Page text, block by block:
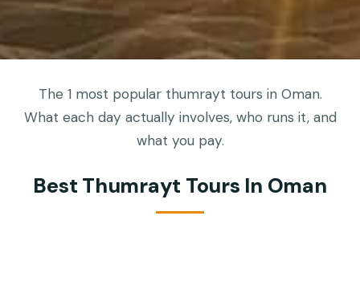
The 1 most popular thumrayt tours in Oman.
What each day actually involves, who runs it, and
what you pay.
Best Thumrayt Tours In Oman